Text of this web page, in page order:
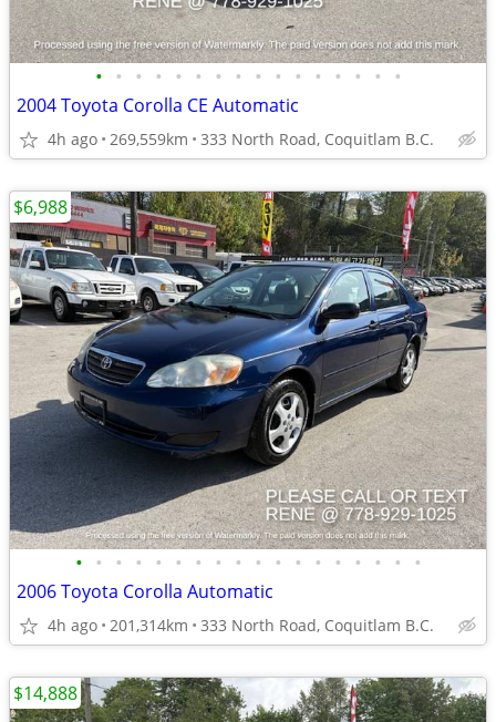
• • • • • • • • • • • • • • • •
2004 Toyota Corolla CE Automatic
4h ago 269,559km 333 North Road, Coquitlam B.C.
• • • • • • • • • • • • • • • • • •
2006 Toyota Corolla Automatic
4h ago 201,314km 333 North Road, Coquitlam B.C.
$6,988
$14,888